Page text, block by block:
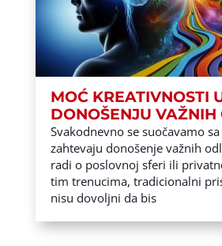
MOĆ KREATIVNOSTI
DONOŠENJU VAŽNIH
Svakodnevno se suočavamo
zahtevaju donošenje važnih
radi o poslovnoj sferi ili
tim trenucima, tradicionalni
nisu dovoljni da bis